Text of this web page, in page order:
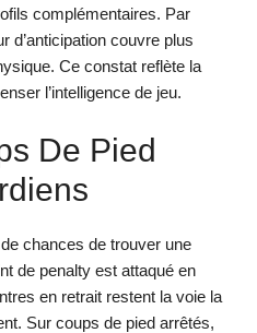
complémentaires. Par
d’anticipation couvre plus
Ce constat reflète la
l’intelligence de jeu.
De Pied
chances de trouver une
de penalty est attaqué en
en retrait restent la voie la
Sur coups de pied arrêtés,